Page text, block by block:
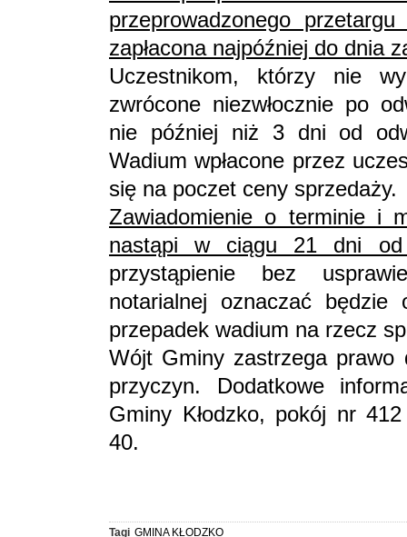
przeprowadzonego
zapłacona najpóźniej do dnia
Uczestnikom, którzy nie
zwrócone niezwłocznie po
nie później niż 3 dni od
Wadium wpłacone przez
się na poczet ceny sprzedaży.
Zawiadomienie o terminie i
nastąpi w ciągu 21 dni od
przystąpienie bez
notarialnej oznaczać
przepadek wadium na rzecz
Wójt Gminy zastrzega prawo
przyczyn. Dodatkowe
Gminy Kłodzko, pokój nr
Tagi GMINA KŁODZKO